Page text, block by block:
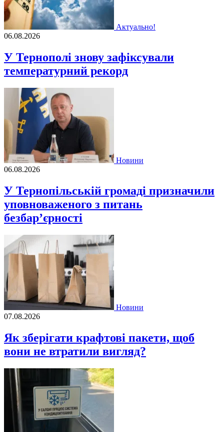
Актуально!
06.08.2026
У Тернополі знову зафіксували
температурний рекорд
Новини
06.08.2026
У Тернопільській громаді призначили
уповноваженого з питань
безбар’єрності
Новини
07.08.2026
Як зберігати крафтові пакети, щоб
вони не втратили вигляд?